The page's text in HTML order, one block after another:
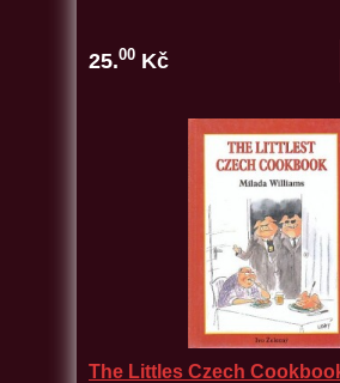
25.00 Kč
The Littles Czech